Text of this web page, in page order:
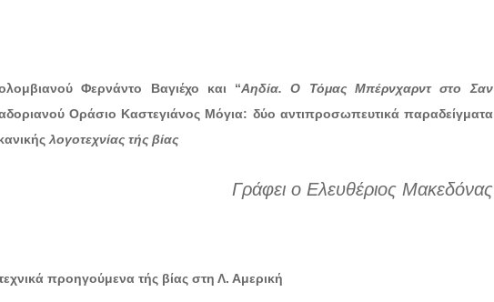
Φερνάντο Βαγιέχο και “Αηδία. Ο Τόμας Μπέρνχαρντ στο Σαν
Οράσιο Καστεγιάνος Μόγια: δύο αντιπροσωπευτικά παραδείγματα
λογοτεχνίας τής βίας
Γράφει ο Ελευθέριος Μακεδόνας
προηγούμενα τής βίας στη Λ. Αμερική